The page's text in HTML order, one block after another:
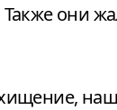
Также они